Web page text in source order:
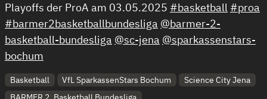
Playoffs der ProA am 03.05.2025 #basketball #proa
#barmer2basketballbundesliga @barmer-2-
basketball-bundesliga @sc-jena @sparkassenstars-
bochum
Basketball VfL SparkassenStars Bochum
Science City Jena